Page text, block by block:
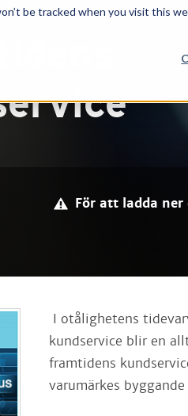
be tracked when you visit this
För att ladda ner
I otålighetens
kundservice blir en
framtidens
varumärkes